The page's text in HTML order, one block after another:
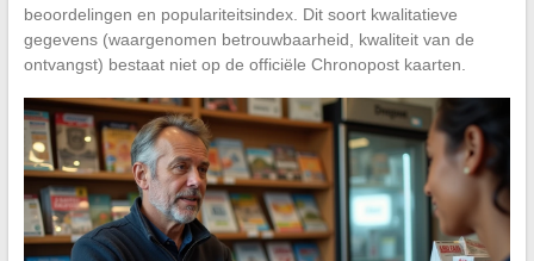
beoordelingen en populariteitsindex. Dit soort kwalitatieve
gegevens (waargenomen betrouwbaarheid, kwaliteit van de
ontvangst) bestaat niet op de officiële Chronopost kaarten.